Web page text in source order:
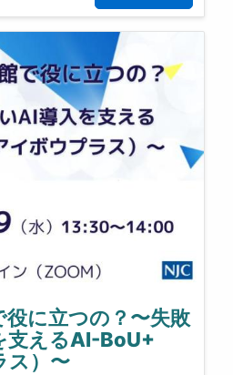
に立つの？〜失敗
支えるAI-BoU+
ス）〜